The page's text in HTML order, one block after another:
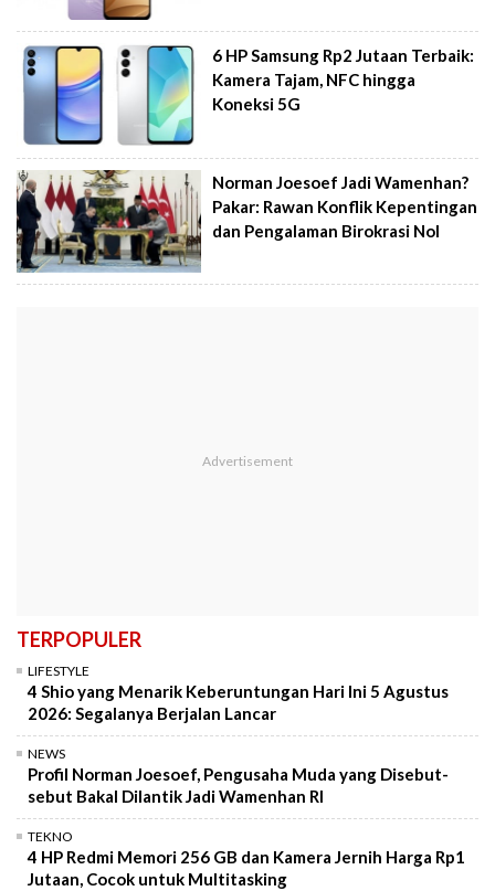
6 HP Samsung Rp2 Jutaan Terbaik:
Kamera Tajam, NFC hingga
Koneksi 5G
Norman Joesoef Jadi Wamenhan?
Pakar: Rawan Konflik Kepentingan
dan Pengalaman Birokrasi Nol
TERPOPULER
LIFESTYLE
4 Shio yang Menarik Keberuntungan Hari Ini 5 Agustus
2026: Segalanya Berjalan Lancar
NEWS
Profil Norman Joesoef, Pengusaha Muda yang Disebut-
sebut Bakal Dilantik Jadi Wamenhan RI
TEKNO
4 HP Redmi Memori 256 GB dan Kamera Jernih Harga Rp1
Jutaan, Cocok untuk Multitasking